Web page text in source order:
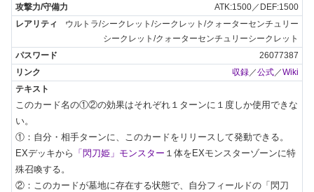
ATK:1500／DEF:1500
ウルトラ/シークレット/シークレット/クォーターセンチュリー
シークレット/クォーターセンチュリーシークレット
26077387
収録 ／公式 ／Wiki
このカード名の①②の効果はそれぞれ１ターンに１度しか使用できな
い。
①：自分・相手ターンに、このカードをリリースして発動できる。
EXデッキから 「閃刀姫」モンスター １体をEXモンスターゾーンに特
殊召喚する。
②：このカードが墓地に存在する状態で、自分フィールドの「閃刀